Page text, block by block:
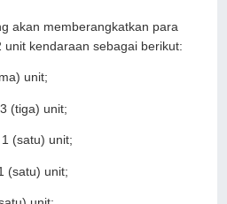
akan memberangkatkan para
unit kendaraan sebagai berikut:
unit;
(tiga) unit;
(satu) unit;
(satu) unit;